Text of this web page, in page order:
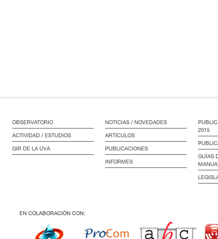
OBSERVATORIO
ACTIVIDAD / ESTUDIOS
GIR DE LA UVA
NOTICIAS / NOVEDADES
ARTÍCULOS
PUBLICACIONES
INFORMES
2015
GUÍAS
EN COLABORACIÓN CON: